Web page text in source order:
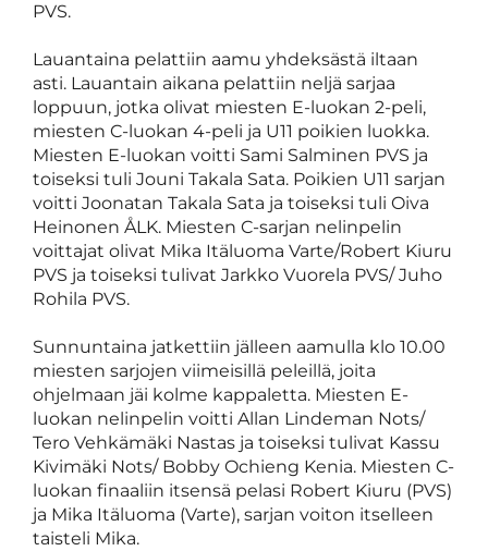
PVS.
Lauantaina pelattiin aamu yhdeksästä iltaan
asti. Lauantain aikana pelattiin neljä sarjaa
loppuun, jotka olivat miesten E-luokan 2-peli,
miesten C-luokan 4-peli ja U11 poikien luokka.
Miesten E-luokan voitti Sami Salminen PVS ja
toiseksi tuli Jouni Takala Sata. Poikien U11 sarjan
voitti Joonatan Takala Sata ja toiseksi tuli Oiva
Heinonen ÅLK. Miesten C-sarjan nelinpelin
voittajat olivat Mika Itäluoma Varte/Robert Kiuru
PVS ja toiseksi tulivat Jarkko Vuorela PVS/ Juho
Rohila PVS.
Sunnuntaina jatkettiin jälleen aamulla klo 10.00
miesten sarjojen viimeisillä peleillä, joita
ohjelmaan jäi kolme kappaletta. Miesten E-
luokan nelinpelin voitti Allan Lindeman Nots/
Tero Vehkämäki Nastas ja toiseksi tulivat Kassu
Kivimäki Nots/ Bobby Ochieng Kenia. Miesten C-
luokan finaaliin itsensä pelasi Robert Kiuru (PVS)
ja Mika Itäluoma (Varte), sarjan voiton itselleen
taisteli Mika.